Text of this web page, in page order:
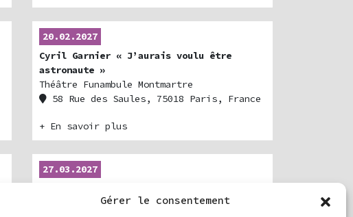
Gérer le consentement
20.02.2027
Cyril Garnier « J’aurais voulu être
astronaute »
Théâtre Funambule Montmartre
58 Rue des Saules, 75018 Paris, France
+ En savoir plus
27.03.2027
astronaute »